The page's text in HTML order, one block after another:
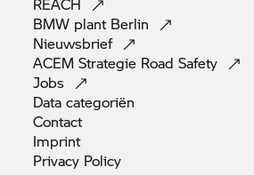
REACH
BMW plant Berlin
Nieuwsbrief
ACEM Strategie RoadSafety
Jobs
Datacategoriën
Contact
Imprint
Privacy Policy